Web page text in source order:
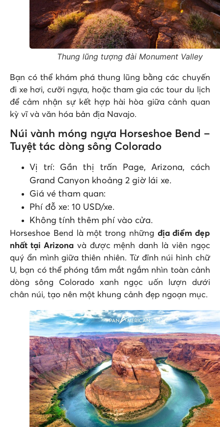
Thung lũng tượng đài Monument Valley
Bạn có thể khám phá thung lũng bằng các chuyến
đi xe hơi, cưỡi ngựa, hoặc tham gia các tour du lịch
để cảm nhận sự kết hợp hài hòa giữa cảnh quan
kỳ vĩ và văn hóa bản địa Navajo.
Núi vành móng ngựa Horseshoe Bend –
Tuyệt tác dòng sông Colorado
Vị trí: Gần thị trấn Page, Arizona, cách
Grand Canyon khoảng 2 giờ lái xe.
Giá vé tham quan:
Phí đỗ xe: 10 USD/xe.
Không tính thêm phí vào cửa.
Horseshoe Bend là một trong những địa điểm đẹp
nhất tại Arizonavà được mệnh danh là viên ngọc
quý ẩn mình giữa thiên nhiên. Từ đỉnh núi hình chữ
U, bạn có thể phóng tầm mắt ngắm nhìn toàn cảnh
dòng sông Colorado xanh ngọc uốn lượn dưới
chân núi, tạo nên một khung cảnh đẹp ngoạn mục.